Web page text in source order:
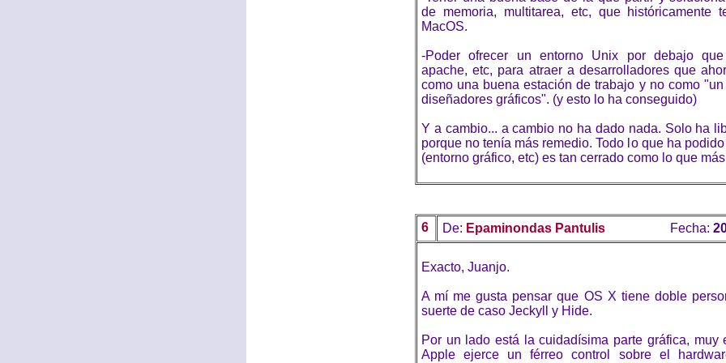
de memoria, multitarea, etc, que históricamente
MacOS.
-Poder ofrecer un entorno Unix por debajo
apache, etc, para atraer a desarrolladores que
como una buena estación de trabajo y no como
diseñadores gráficos". (y esto lo ha conseguido)
Y a cambio... a cambio no ha dado nada. Solo ha
porque no tenía más remedio. Todo lo que ha
(entorno gráfico, etc) es tan cerrado como lo que
6 De: Epaminondas Pantulis Fecha:
Exacto, Juanjo.
A mí me gusta pensar que OS X tiene doble
suerte de caso Jeckyll y Hide.
Por un lado está la cuidadísima parte gráfica, muy
Apple ejerce un férreo control sobre el